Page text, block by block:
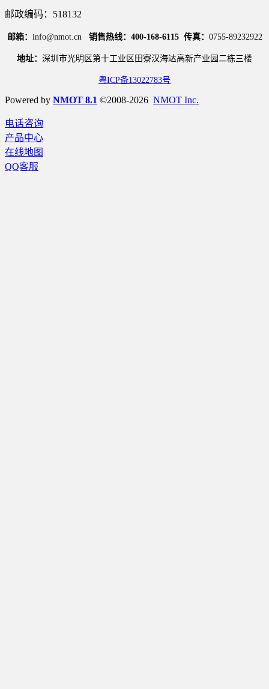
邮政编码：518132
邮箱： info@nmot.cn 销售热线：400-168-6115 传真： 0755-89232922
地址： 深圳市光明区第十工业区田寮汉海达高新产业园二栋三楼
粤ICP备13022783号
Powered by NMOT 8.1 ©2008-2026 NMOT Inc.
电话咨询
产品中心
在线地图
QQ客服